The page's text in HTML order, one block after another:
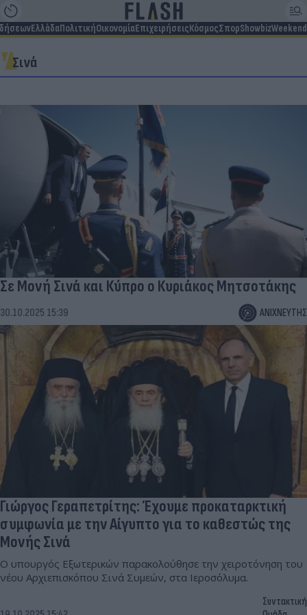
ΕλλάδαΠολιτικήΟικονομίαΕπιχειρήσειςΚόσμοςΣπορShowbizWeekend
Σινά
Σε Μονή Σινά και Κύπρο ο Κυριάκος Μητσοτάκης
30.10.2025 15:39 ΑΝΙΧΝΕΥΤΗΣ
Γιώργος Γεραπετρίτης: Έχουμε προκαταρκτική
συμφωνία με την Αίγυπτο για το καθεστώς της
Μονής Σινά
Ο υπουργός Εξωτερικών παρακολούθησε την χειροτόνηση του
νέου Αρχιεπισκόπου Σινά Συμεών, στα Ιεροσόλυμα.
Συντακτική